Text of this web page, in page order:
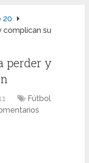
20
complican su
perder y
Fútbol